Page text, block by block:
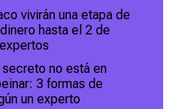
vivirán una etapa de
hasta el 2 de
no está en
3 formas de
un experto